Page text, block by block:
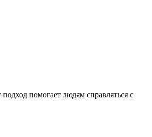
помогает людям справляться с